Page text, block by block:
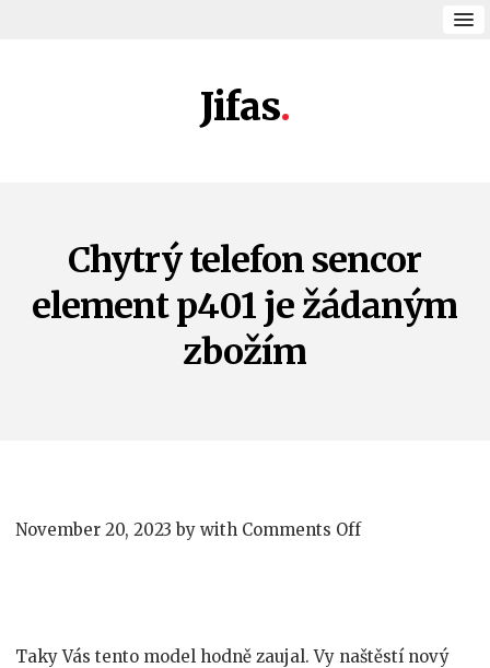
Jifas
Chytrý telefon sencor
element p401 je žádaným
zbožím
November 20, 2023 bywith Comments Offon
p401
Taky Vás tento model hodně zaujal. Vy naštěstí nový